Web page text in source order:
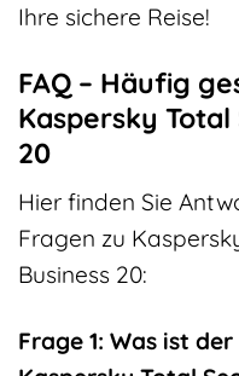
Ihre sichere Reise!
FAQ – Häufig
Kaspersky
20
Hier finden Sie
Fragen zu
Business 20:
Frage 1: Was ist